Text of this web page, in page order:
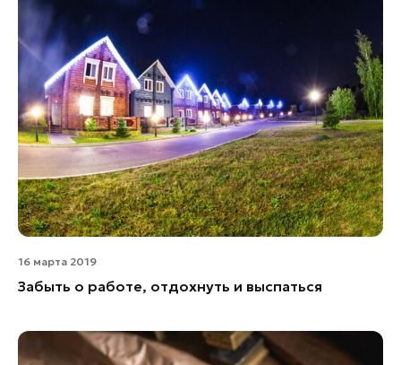
16 марта 2019
Забыть о работе, отдохнуть и выспаться